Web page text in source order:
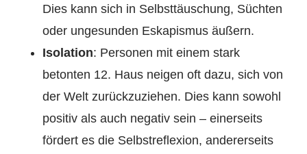
Dies kann sich in Selbsttäuschung, Süchten
oder ungesunden Eskapismus äußern.
Isolation: Personen mit einem stark
betonten 12. Haus neigen oft dazu, sich von
der Welt zurückzuziehen. Dies kann sowohl
positiv als auch negativ sein – einerseits
fördert es die Selbstreflexion, andererseits